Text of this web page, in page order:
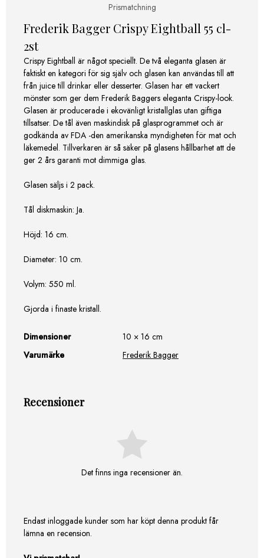
Prismatchning
Frederik Bagger Crispy Eightball 55 cl-
2st
Crispy Eightball är något speciellt. De två eleganta glasen är
faktiskt en kategori för sig själv och glasen kan användas till att
från juice till drinkar eller desserter. Glasen har ett vackert
mönster som ger dem Frederik Baggers eleganta Crispy-look.
Glasen är producerade i ekovänligt kristallglas utan giftiga
tillsatser. De tål även maskindisk på glasprogrammet och är
godkända av FDA -den amerikanska myndigheten för mat och
läkemedel. Tillverkaren är så säker på glasens hållbarhet att de
ger 2 års garanti mot dimmiga glas.
Glasen säljs i 2 pack.
Tål diskmaskin: Ja.
Höjd: 16 cm.
Diameter: 10 cm.
Volym: 550 ml.
Gjorda i finaste kristall.
Dimensioner
10 × 16 cm
Varumärke
Frederik Bagger
Recensioner
Det finns inga recensioner än.
Endast inloggade kunder som har köpt denna produkt får
lämna en recension.